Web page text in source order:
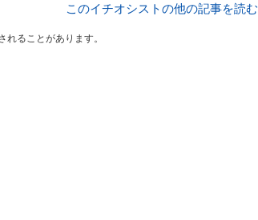
このイチオシストの他の記事を読む
ることがあります。